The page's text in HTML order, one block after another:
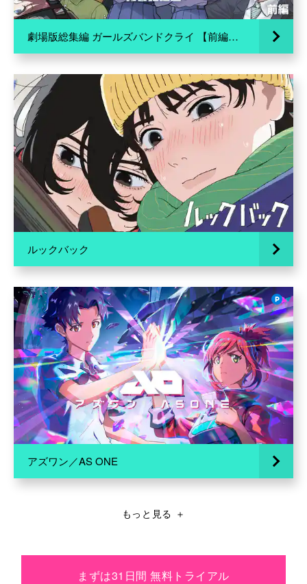
劇場版総集編 ガールズバンドクライ 【前編】 青春狂走曲
ルックバック
アズワン／AS ONE
もっと見る ＋
まずは31日間 無料トライアル